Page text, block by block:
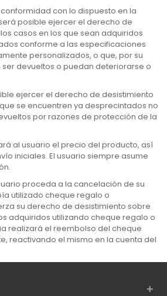
con lo dispuesto en la
posible ejercer el derecho de
casos en los que sean adquiridos
conforme a las especificaciones
personalizados, o que, por su
devueltos o puedan deteriorarse o
ejercer el derecho de desistimiento
se encuentren ya desprecintados no
por razones de protección de la
al usuario el precio del producto, así
iniciales. El usuario siempre asume
proceda a la cancelación de su
utilizado cheque regalo o
su derecho de desistimiento sobre
adquiridos utilizando cheque regalo o
realizará el reembolso del cheque
reactivando el mismo en la cuenta del
+